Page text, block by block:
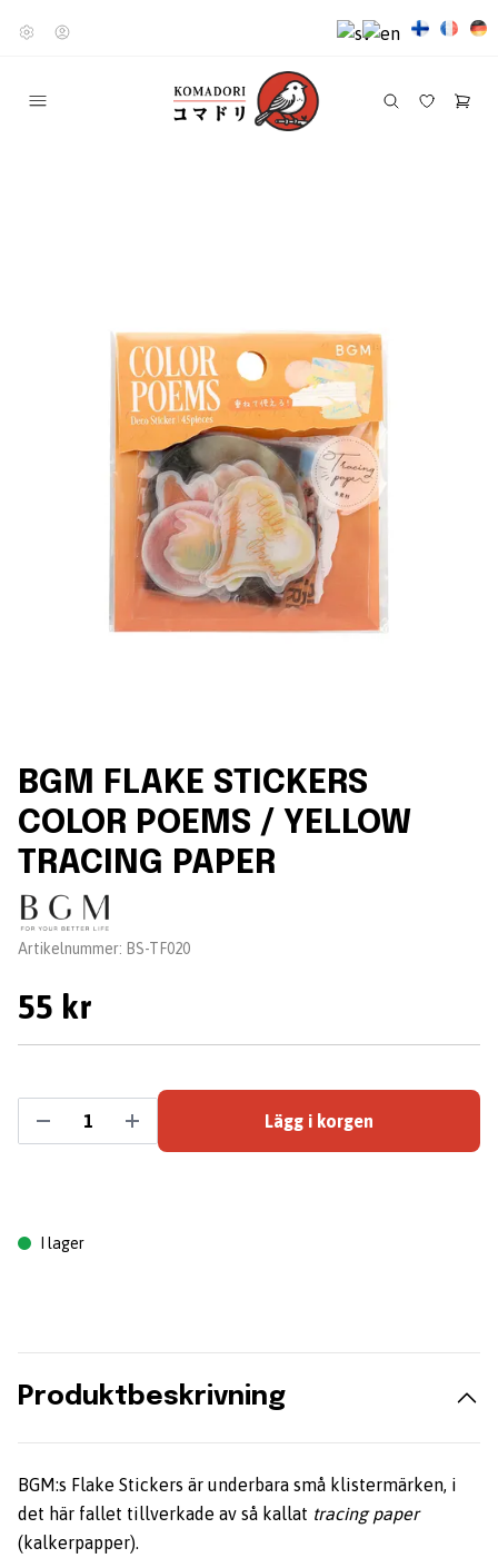
BGM FLAKE STICKERS
COLOR POEMS / YELLOW
TRACING PAPER
Leverantör:
Artikelnummer: BS-TF020
55 kr
Lägg i korgen
I lager
Produktbeskrivning
BGM:s Flake Stickers är underbara små klistermärken, i
det här fallet tillverkade av så kallat tracing paper
(kalkerpapper).